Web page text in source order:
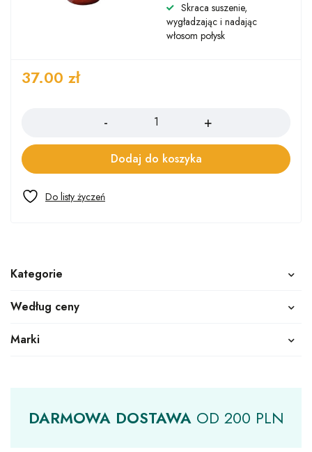
Kategorie
Według ceny
Marki
DARMOWA DOSTAWA OD 200 PLN
Skraca suszenie,
wygładzając i nadając
włosom połysk
37.00 zł
Dodaj do koszyka